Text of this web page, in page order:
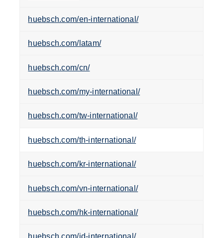
huebsch.com/en-international/
huebsch.com/latam/
huebsch.com/cn/
huebsch.com/my-international/
huebsch.com/tw-international/
huebsch.com/th-international/
huebsch.com/kr-international/
huebsch.com/vn-international/
huebsch.com/hk-international/